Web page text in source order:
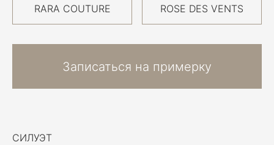
СИЛУЭТ
RARA COUTURE ROSE DES VENTS
Записаться на примерку